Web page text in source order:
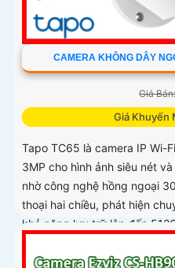
CAMERA KHÔNG DÂY
Giá
Giá Khuyến
Tapo TC65 là camera IP Wi-
3MP cho hình ảnh siêu nét
nhờ công nghệ hồng ngoại
thoại hai chiều, phát hiện
khả năng lưu trữ lên đến
soát an ninh dễ dàng mọi
IP66 chống nước và bụi